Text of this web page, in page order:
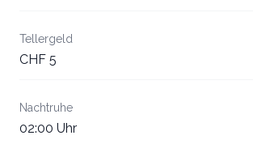
Tellergeld
CHF 5
Nachtruhe
02:00 Uhr